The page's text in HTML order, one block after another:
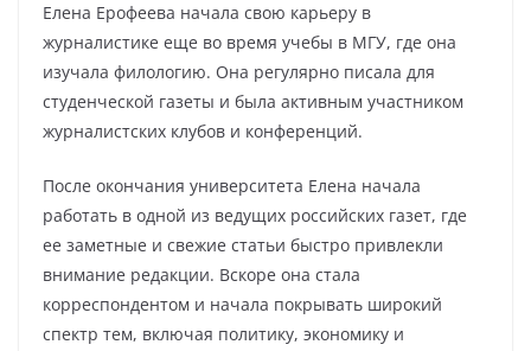
Елена Ерофеева начала свою карьеру в
журналистике еще во время учебы в МГУ, где она
изучала филологию. Она регулярно писала для
студенческой газеты и была активным участником
журналистских клубов и конференций.
После окончания университета Елена начала
работать в одной из ведущих российских газет, где
ее заметные и свежие статьи быстро привлекли
внимание редакции. Вскоре она стала
корреспондентом и начала покрывать широкий
спектр тем, включая политику, экономику и